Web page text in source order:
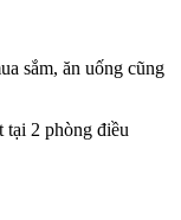
sắm, ăn uống cũng
tại 2 phòng điều